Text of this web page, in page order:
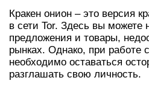
Кракен онион – это версия
в сети Tor. Здесь вы можете
предложения и товары,
рынках. Однако, при работе
необходимо оставаться
разглашать свою личность.